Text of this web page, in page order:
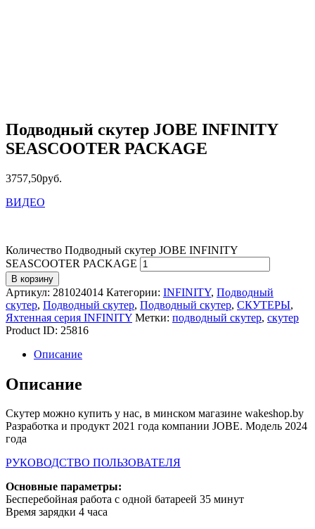
Подводный скутер JOBE INFINITY
SEASCOOTER PACKAGE
3757,50руб.
ВИДЕО
Количество Подводный скутер JOBE INFINITY
SEASCOOTER PACKAGE
В корзину
Артикул: 281024014 Категории: INFINITY, Подводный
скутер, Подводный скутер, Подводный скутер, СКУТЕРЫ,
Яхтенная серия INFINITY Метки: подводный скутер, скутер
Product ID: 25816
Описание
Описание
Скутер можно купить у нас, в минском магазине wakeshop.by
Разработка и продукт 2021 года компании JOBE. Модель 2024
года
РУКОВОДСТВО ПОЛЬЗОВАТЕЛЯ
Основные параметры:
Бесперебойная работа с одной батареей 35 минут
Время зарядки 4 часа